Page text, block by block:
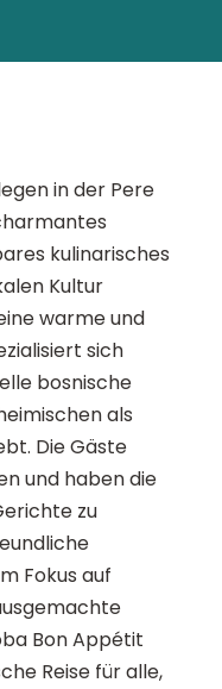
in der Pere
kulinarisches
Kultur
warme und
sich
bosnische
als
Die Gäste
und haben die
zu
Fokus auf
Bon Appétit
Reise für alle,